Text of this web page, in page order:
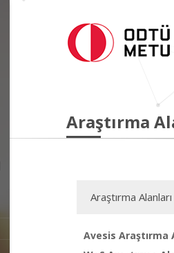
Araştırma
Araştırma Alanları
Avesis Araştırma